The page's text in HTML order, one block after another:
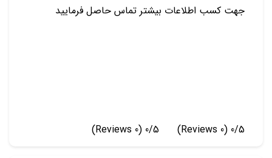
جهت کسب اطلاعات بیشتر تماس حاصل فرمایید
0/5
(0 Reviews)
0/5
(0 Reviews)